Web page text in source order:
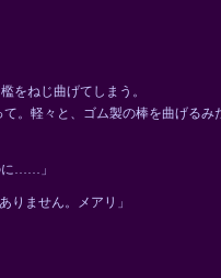
をねじ曲げてしまう。
。軽々と、ゴム製の棒を曲げるみ
に……」
りません。メアリ」